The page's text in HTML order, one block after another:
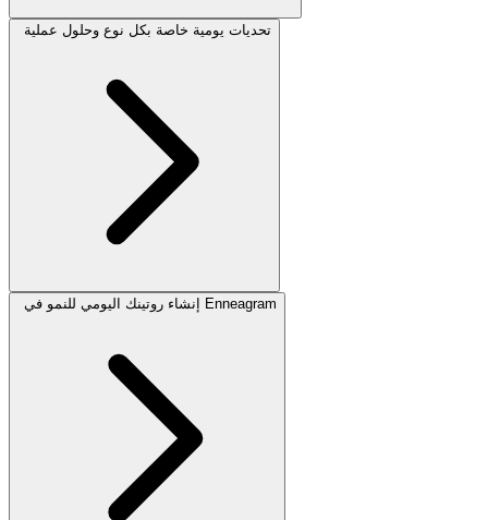
تحديات يومية خاصة بكل نوع وحلول عملية
إنشاء روتينك اليومي للنمو في Enneagram